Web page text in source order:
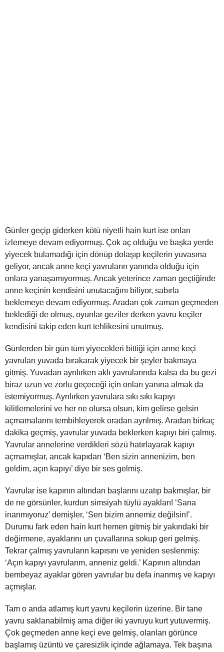
Günler geçip giderken kötü niyetli hain kurt ise onları
izlemeye devam ediyormuş. Çok aç olduğu ve başka yerde
yiyecek bulamadığı için dönüp dolaşıp keçilerin yuvasına
geliyor, ancak anne keçi yavruların yanında olduğu için
onlara yanaşamıyormuş. Ancak yeterince zaman geçtiğinde
anne keçinin kendisini unutacağını biliyor, sabırla
beklemeye devam ediyormuş. Aradan çok zaman geçmeden
beklediği de olmuş, oyunlar geziler derken yavru keçiler
kendisini takip eden kurt tehlikesini unutmuş.
Günlerden bir gün tüm yiyecekleri bittiği için anne keçi
yavruları yuvada bırakarak yiyecek bir şeyler bakmaya
gitmiş. Yuvadan ayrılırken aklı yavrularında kalsa da bu gezi
biraz uzun ve zorlu geçeceği için onları yanına almak da
istemiyormuş. Ayrılırken yavrulara sıkı sıkı kapıyı
kilitlemelerini ve her ne olursa olsun, kim gelirse gelsin
açmamalarını tembihleyerek oradan ayrılmış. Aradan birkaç
dakika geçmiş, yavrular yuvada beklerken kapıyı biri çalmış.
Yavrular annelerine verdikleri sözü hatırlayarak kapıyı
açmamışlar, ancak kapıdan ‘Ben sizin annenizim, ben
geldim, açın kapıyı’ diye bir ses gelmiş.
Yavrular ise kapının altından başlarını uzatıp bakmışlar, bir
de ne görsünler, kurdun simsiyah tüylü ayakları! ‘Sana
inanmıyoruz’ demişler, ‘Sen bizim annemiz değilsin!’.
Durumu fark eden hain kurt hemen gitmiş bir yakındaki bir
değirmene, ayaklarını un çuvallarına sokup geri gelmiş.
Tekrar çalmış yavruların kapısını ve yeniden seslenmiş:
‘Açın kapıyı yavrularım, anneniz geldi.’ Kapının altından
bembeyaz ayaklar gören yavrular bu defa inanmış ve kapıyı
açmışlar.
Tam o anda atlamış kurt yavru keçilerin üzerine. Bir tane
yavru saklanabilmiş ama diğer iki yavruyu kurt yutuvermiş.
Çok geçmeden anne keçi eve gelmiş, olanları görünce
başlamış üzüntü ve çaresizlik içinde ağlamaya. Tek başına